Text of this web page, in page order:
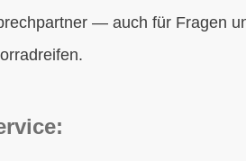
— auch für Fragen